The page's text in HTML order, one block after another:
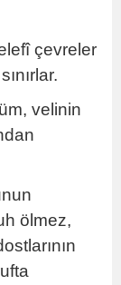
çevreler
velinin
ölmez,